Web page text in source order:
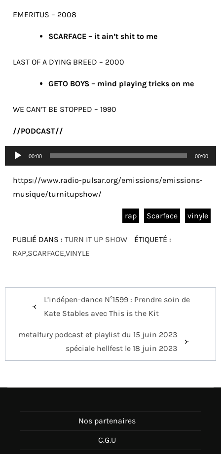
EMERITUS – 2008
SCARFACE – it ain’t shit to me
LAST OF A DYING BREED – 2000
GETO BOYS – mind playing tricks on me
WE CAN’T BE STOPPED – 1990
//PODCAST//
Lecteur
audio
00:00 00:00
https://www.radio-pulsar.org/emissions/emissions-
musique/turnitupshow/
rap Scarface vinyle
PUBLIÉ DANS : TURN IT UP SHOW
ÉTIQUETÉ :
RAP,SCARFACE,VINYLE
NavigationL’indépen-dance N°1599 : Prendre soin de
Kate Stables avec This is the Kit
metalfury podcast et playlist du 15 juin 2023
spéciale hellfest le 18 juin 2023
Nos partenaires
C.G.U